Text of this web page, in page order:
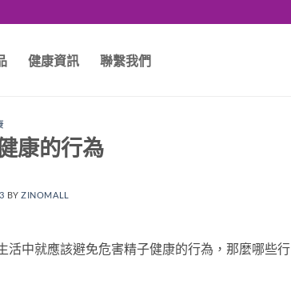
健康資訊 聯繫我們
康的行為
BYZINOMALL
中就應該避免危害精子健康的行為，那麼哪些行